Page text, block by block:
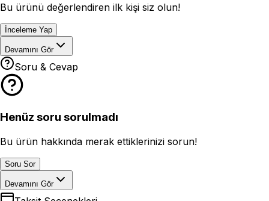
Bu ürünü değerlendiren ilk kişi siz olun!
İnceleme Yap
Devamını Gör
Soru & Cevap
Henüz soru sorulmadı
Bu ürün hakkında merak ettiklerinizi sorun!
Soru Sor
Devamını Gör